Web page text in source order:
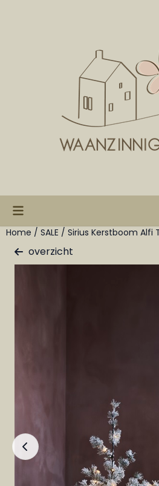
Home / SALE / Sirius Kerstboom Alfi
overzicht